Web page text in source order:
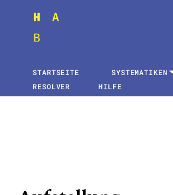
STARTSEITE
SYSTEMATIKEN
RESOLVER
HILFE